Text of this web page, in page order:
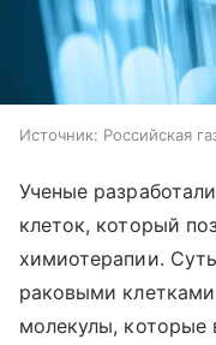
Источник: Российская
Ученые
клеток, который
химиотерапии.
раковыми
молекулы, которые